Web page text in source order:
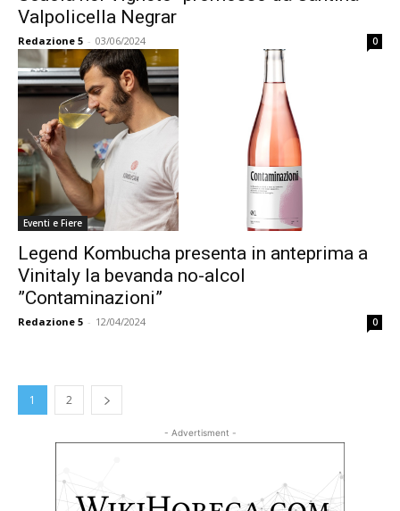
Valpolicella Negrar
Redazione 5 - 03/06/2024 0
Eventi e Fiere
Legend Kombucha presenta in anteprima a
Vinitaly la bevanda no-alcol
”Contaminazioni”
Redazione 5 - 12/04/2024 0
1 2
- Advertisment -